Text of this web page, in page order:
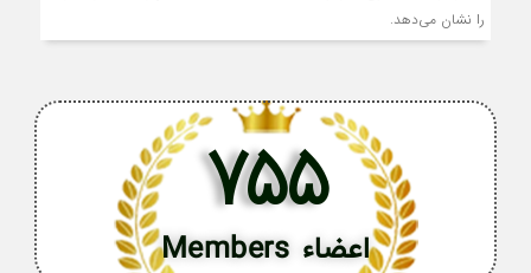
را نشان می‌دهد.
اعضاء Members
755